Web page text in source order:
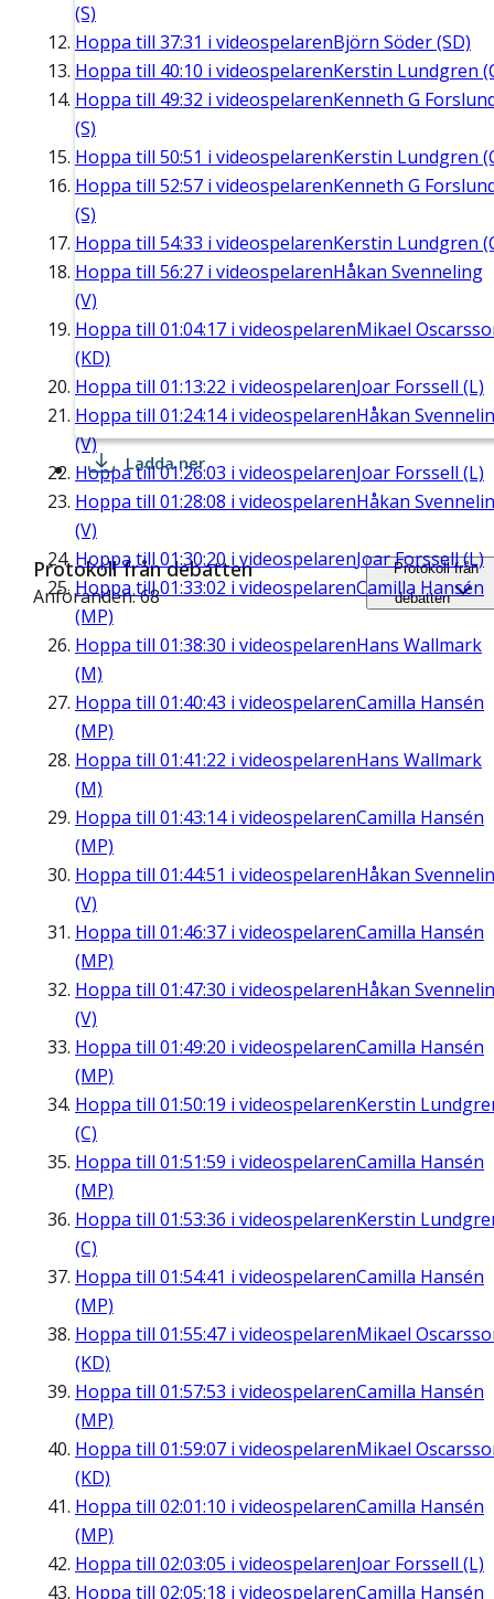
(S)
Hoppa till 37:31 i videospelarenBjörn Söder (SD)
Hoppa till 40:10 i videospelarenKerstin Lundgren
Hoppa till 49:32 i videospelarenKenneth G
(S)
Hoppa till 50:51 i videospelarenKerstin Lundgren
Hoppa till 52:57 i videospelarenKenneth G
(S)
Hoppa till 54:33 i videospelarenKerstin Lundgren
Hoppa till 56:27 i videospelarenHåkan Svenneling
(V)
Hoppa till 01:04:17 i videospelarenMikael
(KD)
Hoppa till 01:13:22 i videospelarenJoar Forssell (L)
Hoppa till 01:24:14i videospelarenHåkan
(V)
Hoppa till01:26:03 i videospelarenJoar Forssell (L)
Hoppa till 01:28:08 i videospelarenHåkan
(V)
Hoppa till 01:30:20 i videospelarenJoar Forssell (L)
Hoppa till01:33:02 i videospelarenCamilla Hansén
(MP)
Hoppa till 01:38:30 i videospelarenHans Wallmark
(M)
Hoppa till 01:40:43 i videospelarenCamilla Hansén
(MP)
Hoppa till 01:41:22 i videospelarenHans Wallmark
(M)
Hoppa till 01:43:14i videospelarenCamilla Hansén
(MP)
Hoppa till 01:44:51 i videospelarenHåkan
(V)
Hoppa till 01:46:37 i videospelarenCamilla Hansén
(MP)
Hoppa till 01:47:30 i videospelarenHåkan
(V)
Hoppa till 01:49:20 i videospelarenCamilla Hansén
(MP)
Hoppa till 01:50:19 i videospelarenKerstin
(C)
Hoppa till 01:51:59 i videospelarenCamilla Hansén
(MP)
Hoppa till 01:53:36 i videospelarenKerstin
(C)
Hoppa till 01:54:41 i videospelarenCamilla Hansén
(MP)
Hoppa till 01:55:47 i videospelarenMikael
(KD)
Hoppa till 01:57:53 i videospelarenCamilla Hansén
(MP)
Hoppa till 01:59:07 i videospelarenMikael
(KD)
Hoppa till 02:01:10 i videospelarenCamilla Hansén
(MP)
Hoppa till 02:03:05 i videospelarenJoar Forssell (L)
Hoppa till 02:05:18 i videospelarenCamilla Hansén
Ladda ner
Protokoll från debatten
Anföranden: 68
Protokoll från
debatten